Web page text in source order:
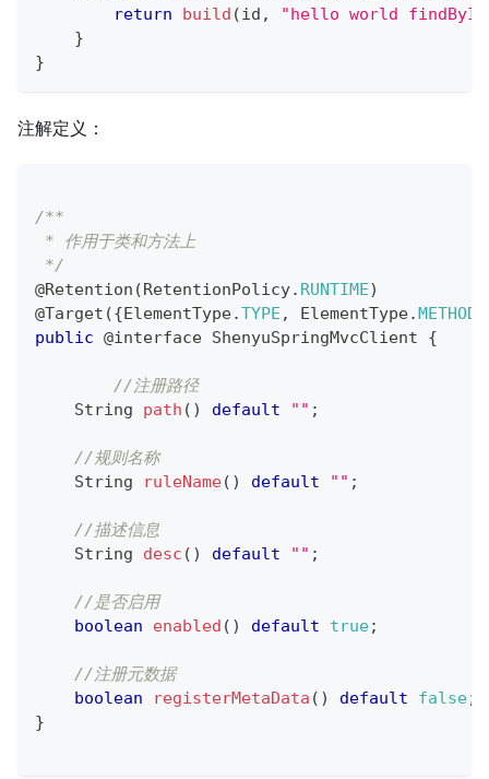
return
build (id ,
"hello world
}
}
注解定义：
/**
* 作用于类和方法上
*/
@Retention (RetentionPolicy. RUNTIME)
@Target ({ElementType.TYPE , ElementType.METHOD
public @interface ShenyuSpringMvcClient {
//注册路径
String
path ( ) default "" ;
//规则名称
String
ruleName( ) default "" ;
//描述信息
String
desc ( ) default "" ;
//是否启用
boolean
enabled ( ) default true;
//注册元数据
boolean
registerMetaData ( ) default false;
}